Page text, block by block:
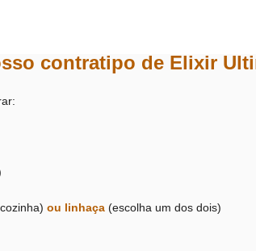
contratipo de Elixir
ou linhaça (escolha um dos dois)